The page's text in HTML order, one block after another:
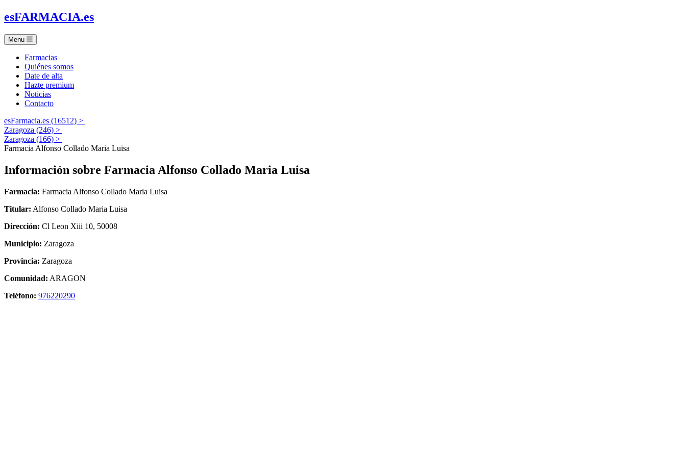
esFARMACIA.es
Menu
Farmacias
Quiénes somos
Date de alta
Hazte premium
Noticias
Contacto
esFarmacia.es (16512) >
Zaragoza (246) >
Zaragoza (166) >
Farmacia Alfonso Collado Maria Luisa
Información sobre Farmacia Alfonso Collado Maria Luisa
Farmacia: Farmacia Alfonso Collado Maria Luisa
Titular: Alfonso Collado Maria Luisa
Dirección: Cl Leon Xiii 10, 50008
Municipio: Zaragoza
Provincia: Zaragoza
Comunidad: ARAGON
Teléfono: 976220290